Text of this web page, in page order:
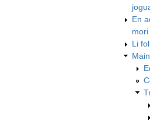
En
mori
Li